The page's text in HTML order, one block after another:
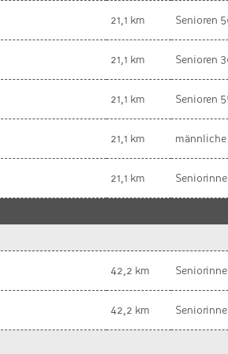
21,1 km Senioren
21,1 km Senioren
21,1 km Senioren
21,1 km männliche
21,1 km
42,2 km
42,2 km